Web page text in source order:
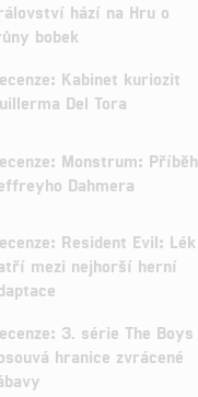
hází na Hru o
bobek
Kabinet kuriozit
Del Tora
Monstrum: Příběh
Dahmera
Resident Evil: Lék
mezi nejhorší herní
3. série The Boys
hranice zvrácené